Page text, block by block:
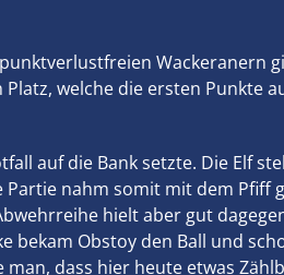
Wackeranern
welche die ersten Punkte
auf die Bank setzte. Die Elf
nahm somit mit dem Pfiff
hielt aber gut
Obstoy den Ball und
dass hier heute etwas